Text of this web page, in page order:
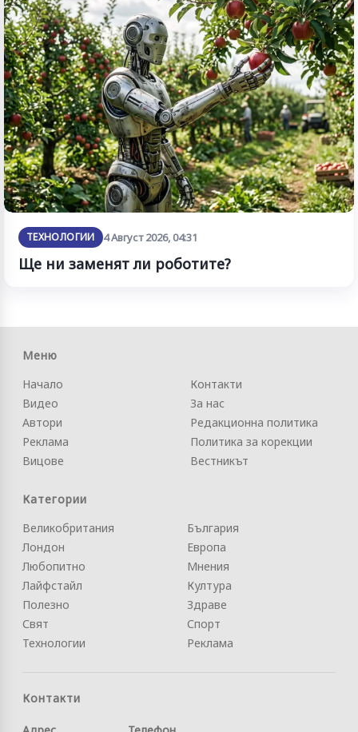
ТЕХНОЛОГИИ 4 Август 2026, 04:31
Ще ни заменят ли роботите?
Меню
Начало
Видео
Автори
Реклама
Вицове
Контакти
За нас
Редакционна политика
Политика за корекции
Вестникът
Категории
Великобритания
Лондон
Любопитно
Лайфстайл
Полезно
Свят
Технологии
България
Европа
Мнения
Култура
Здраве
Спорт
Реклама
Контакти